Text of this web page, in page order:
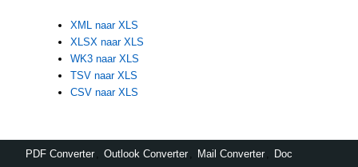
XML naar XLS
XLSX naar XLS
WK3 naar XLS
TSV naar XLS
CSV naar XLS
PDF Converter Outlook Converter Mail Converter
Doc